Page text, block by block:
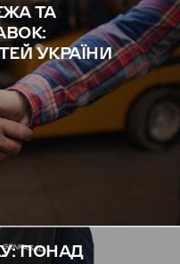
ТА
УКРАЇНИ
ПОНАД